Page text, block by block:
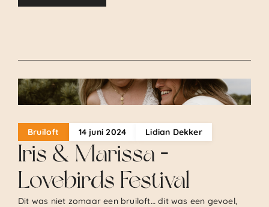
.
Bruiloft 14 juni 2024 Lidian Dekker
Iris & Marissa –
Lovebirds Festival
Dit was niet zomaar een bruiloft… dit was een gevoel,